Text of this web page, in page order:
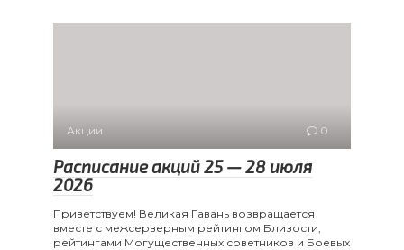
Акции 0
Расписание акций 25 — 28 июля
2026
Приветствуем! Великая Гавань возвращается
вместе с межсерверным рейтингом Близости,
рейтингами Могущественных советников и Боевых